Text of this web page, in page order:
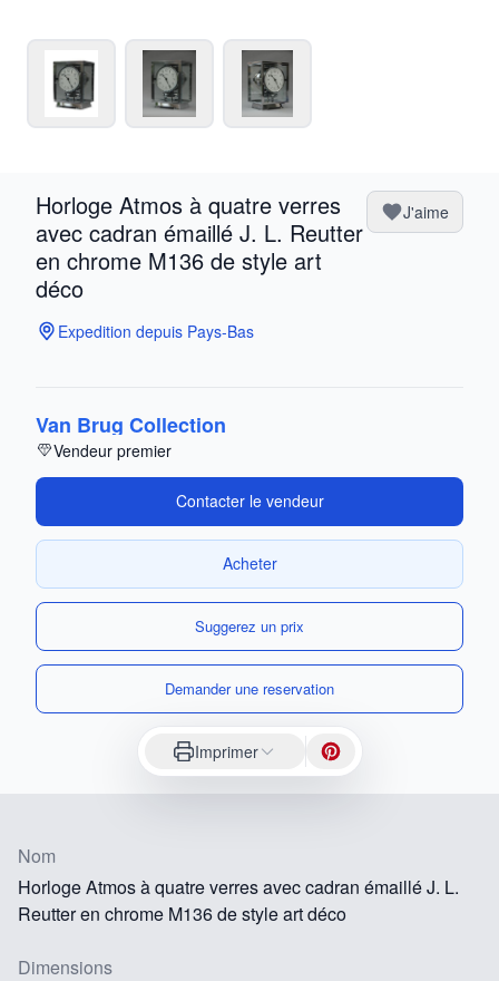
Horloge Atmos à quatre verres
avec cadran émaillé J. L. Reutter
en chrome M136 de style art
déco
J'aime
Expedition depuis Pays-Bas
Van Brug Collection
Vendeur premier
Contacter le vendeur
Acheter
Suggerez un prix
Demander une reservation
Imprimer
Nom
Horloge Atmos à quatre verres avec cadran émaillé J. L.
Reutter en chrome M136 de style art déco
Dimensions